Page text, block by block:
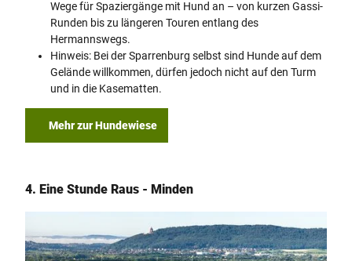
Wege für Spaziergänge mit Hund an – von kurzen Gassi-
Runden bis zu längeren Touren entlang des
Hermannswegs.
Hinweis: Bei der Sparrenburg selbst sind Hunde auf dem
Gelände willkommen, dürfen jedoch nicht auf den Turm
und in die Kasematten.
Mehr zur Hundewiese
4. Eine Stunde Raus - Minden